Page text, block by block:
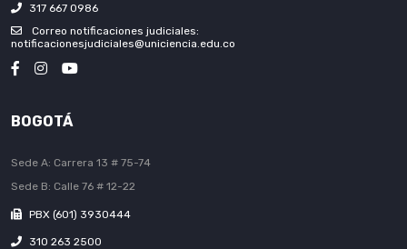
317 667 0986
Correo notificaciones judiciales:
notificacionesjudiciales@uniciencia.edu.co
BOGOTÁ
Sede A: Carrera 13 # 75-74
Sede B: Calle 76 # 12-22
PBX (601) 3930444
310 263 2500